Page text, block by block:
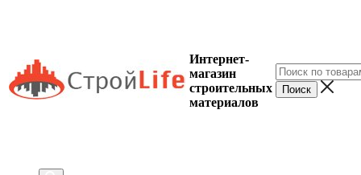
Интернет-
магазин
строительных
материалов